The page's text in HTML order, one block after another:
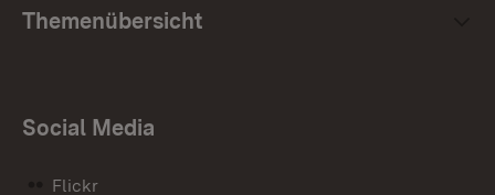
Themenübersicht
Social Media
Flickr